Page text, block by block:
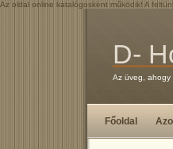
Az oldal online katalógosként működik! A
D-
Az üveg, ahogy
Főoldal